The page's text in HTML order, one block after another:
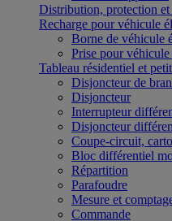
Distribution, protection et
Recharge pour véhicule
Borne de véhicule
Prise pour
Tableau résidentiel et
Disjoncteur de
Disjoncteur
Interrupteur
Disjoncteur
Coupe-circuit,
Bloc différentiel
Répartition
Parafoudre
Mesure et
Commande